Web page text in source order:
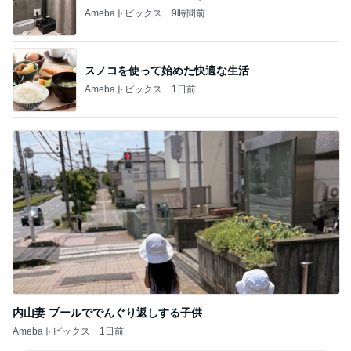
Amebaトピックス 9時間前
スノコを使って始めた快適な生活
Amebaトピックス 1日前
内山妻 プールででんぐり返しする子供
Amebaトピックス 1日前